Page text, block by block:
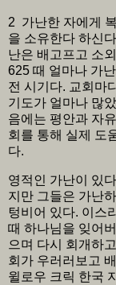
2 가난한 자에게
을 소유한다 하신
난은 배고프고 소
625 때 얼마나 가
전 시기다. 교회마
기도가 얼마나 많
음에는 평안과 자
회를 통해 실제 도
다.
영적인 가난이 있
지만 그들은 가난
텅비어 있다. 이스
때 하나님을 잊어
으며 다시 회개하
회가 우러러보고
윌로우 크릭 한국